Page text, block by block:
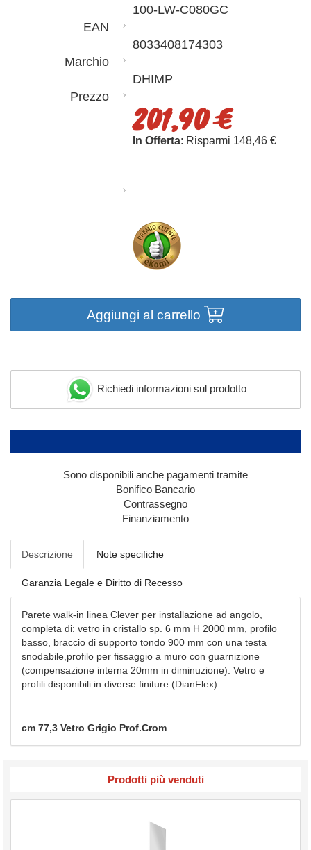
100-LW-C080GC
EAN
8033408174303
Marchio
DHIMP
Prezzo
201,90 €
In Offerta: Risparmi 148,46 €
Aggiungi al carrello
Richiedi informazioni sul prodotto
Sono disponibili anche pagamenti tramite
Bonifico Bancario
Contrassegno
Finanziamento
Descrizione Note specifiche
Garanzia Legale e Diritto di Recesso
Parete walk-in linea Clever per installazione ad angolo,
completa di: vetro in cristallo sp. 6 mm H 2000 mm, profilo
basso, braccio di supporto tondo 900 mm con una testa
snodabile,profilo per fissaggio a muro con guarnizione
(compensazione interna 20mm in diminuzione). Vetro e
profili disponibili in diverse finiture.(DianFlex)
cm 77,3 Vetro Grigio Prof.Crom
Prodotti più venduti